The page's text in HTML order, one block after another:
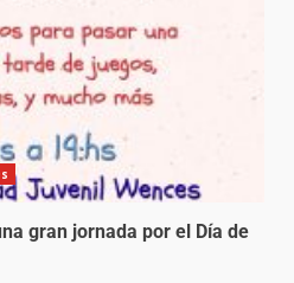
gran jornada por el Día de